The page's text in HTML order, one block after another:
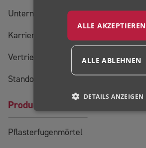
Unternehmen
Karriere
Vertriebsteam
Standorte
Produkte
Pflasterfugenmörtel
ALLE AKZEPTIEREN
ALLE ABLEHNEN
DETAILS ANZEIGEN